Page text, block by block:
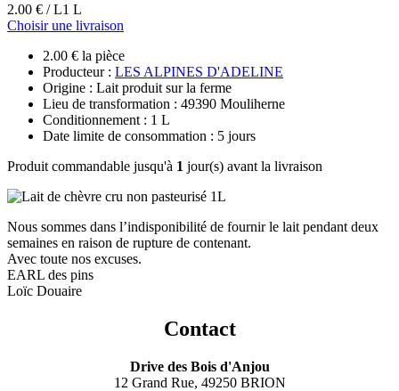
2.00 € / L1 L
Choisir une livraison
2.00 € la pièce
Producteur : LES ALPINES D'ADELINE
Origine : Lait produit sur la ferme
Lieu de transformation : 49390 Mouliherne
Conditionnement : 1 L
Date limite de consommation : 5 jours
Produit commandable jusqu'à 1 jour(s) avant la livraison
Nous sommes dans l’indisponibilité de fournir le lait pendant deux
semaines en raison de rupture de contenant.
Avec toute nos excuses.
EARL des pins
Loïc Douaire
Contact
Drive des Bois d'Anjou
12 Grand Rue, 49250 BRION